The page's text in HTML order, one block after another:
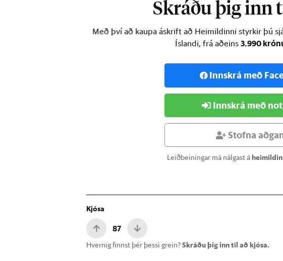
Skráðu þig inn
Með því að kaupa áskrift að Heimildinni styrkir þú
Íslandi, frá aðeins3.990
Innskrá með
Innskrá með
Stofna
Leiðbeiningar má nálgast á
Kjósa
87
Hvernig finnst þér þessi grein?Skráðu þig inn til að kjósa.